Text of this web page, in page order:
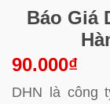
Báo Giá
90.000₫
DHN là công